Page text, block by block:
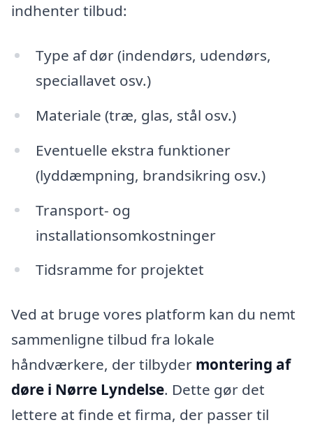
indhenter tilbud:
Type af dør (indendørs, udendørs,
speciallavet osv.)
Materiale (træ, glas, stål osv.)
Eventuelle ekstra funktioner
(lyddæmpning, brandsikring osv.)
Transport- og
installationsomkostninger
Tidsramme for projektet
Ved at bruge vores platform kan du nemt
sammenligne tilbud fra lokale
håndværkere, der tilbyder montering af
døre i Nørre Lyndelse. Dette gør det
lettere at finde et firma, der passer til